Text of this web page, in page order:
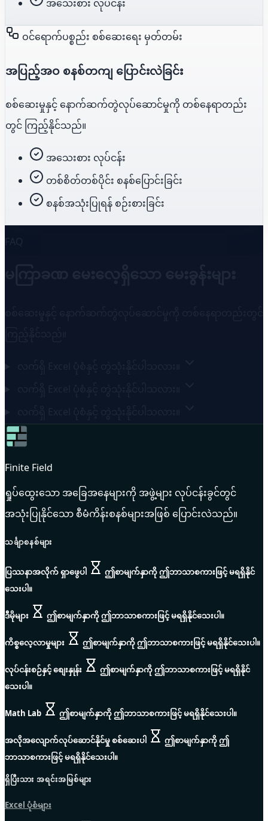
အသေးစား လုပ်ငန်း
ဝင်ရောက်ပစ္စည်း စစ်ဆေးရေး မှတ်တမ်း
အပြည့်အဝ စနစ်တကျ ပြောင်းလဲခြင်း
စစ်ဆေးမှုနှင့် နောက်ဆက်တွဲလုပ်ဆောင်မှုကို တစ်နေရာတည်း
တွင် ကြည့်နိုင်သည်။
အသေးစား လုပ်ငန်း
တစ်စိတ်တစ်ပိုင်း စနစ်ပြောင်းခြင်း
စနစ်အသုံးပြုရန် စဉ်းစားခြင်း
Finite Field
ရှုပ်ထွေးသော အခြေအနေများကို အဖွဲ့များ လုပ်ငန်းခွင်တွင်
အသုံးပြုနိုင်သော စီမံကိန်းစနစ်များအဖြစ် ပြောင်းလဲသည်။
သင်္ချာစနစ်များ
ပြဿနာအလိုက် ရှာဖွေပါ
ဤစာမျက်နှာကို ဤဘာသာစကားဖြင့် မရရှိနိုင်
သေးပါ။
ဒီမိုများ ဤစာမျက်နှာကို ဤဘာသာစကားဖြင့် မရရှိနိုင်သေးပါ။
ကိစ္စလေ့လာမှုများ ဤစာမျက်နှာကို ဤဘာသာစကားဖြင့် မရရှိနိုင်သေးပါ။
လုပ်ငန်းစဉ်နှင့် စျေးနှုန်း
ဤစာမျက်နှာကို ဤဘာသာစကားဖြင့် မရရှိနိုင်
သေးပါ။
Math Lab ဤစာမျက်နှာကို ဤဘာသာစကားဖြင့် မရရှိနိုင်သေးပါ။
အလိုအလျောက်လုပ်ဆောင်နိုင်မှု စစ်ဆေးပါ
ဤစာမျက်နှာကို ဤ
ဘာသာစကားဖြင့် မရရှိနိုင်သေးပါ။
ရှိပြီးသား အရင်းအမြစ်များ
Excel ပုံစံများ